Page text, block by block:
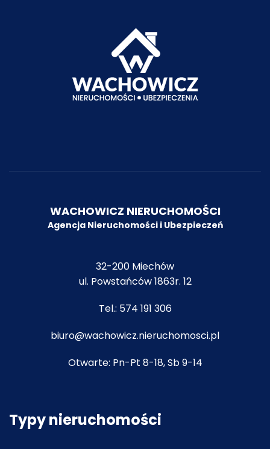
WACHOWICZ NIERUCHOMOŚCI
Agencja Nieruchomości i Ubezpieczeń
32-200 Miechów
ul. Powstańców 1863r. 12
Tel.: 574 191 306
biuro@wachowicz.nieruchomosci.pl
Otwarte: Pn-Pt 8-18, Sb 9-14
Typy nieruchomości